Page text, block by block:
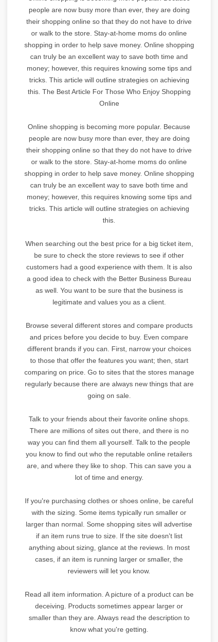
people are now busy more than ever, they are doing
their shopping online so that they do not have to drive
or walk to the store. Stay-at-home moms do online
shopping in order to help save money. Online shopping
can truly be an excellent way to save both time and
money; however, this requires knowing some tips and
tricks. This article will outline strategies on achieving
this. The Best Article For Those Who Enjoy Shopping
Online
Online shopping is becoming more popular. Because
people are now busy more than ever, they are doing
their shopping online so that they do not have to drive
or walk to the store. Stay-at-home moms do online
shopping in order to help save money. Online shopping
can truly be an excellent way to save both time and
money; however, this requires knowing some tips and
tricks. This article will outline strategies on achieving
this.
When searching out the best price for a big ticket item,
be sure to check the store reviews to see if other
customers had a good experience with them. It is also
a good idea to check with the Better Business Bureau
as well. You want to be sure that the business is
legitimate and values you as a client.
Browse several different stores and compare products
and prices before you decide to buy. Even compare
different brands if you can. First, narrow your choices
to those that offer the features you want; then, start
comparing on price. Go to sites that the stores manage
regularly because there are always new things that are
going on sale.
Talk to your friends about their favorite online shops.
There are millions of sites out there, and there is no
way you can find them all yourself. Talk to the people
you know to find out who the reputable online retailers
are, and where they like to shop. This can save you a
lot of time and energy.
If you're purchasing clothes or shoes online, be careful
with the sizing. Some items typically run smaller or
larger than normal. Some shopping sites will advertise
if an item runs true to size. If the site doesn't list
anything about sizing, glance at the reviews. In most
cases, if an item is running larger or smaller, the
reviewers will let you know.
Read all item information. A picture of a product can be
deceiving. Products sometimes appear larger or
smaller than they are. Always read the description to
know what you're getting.